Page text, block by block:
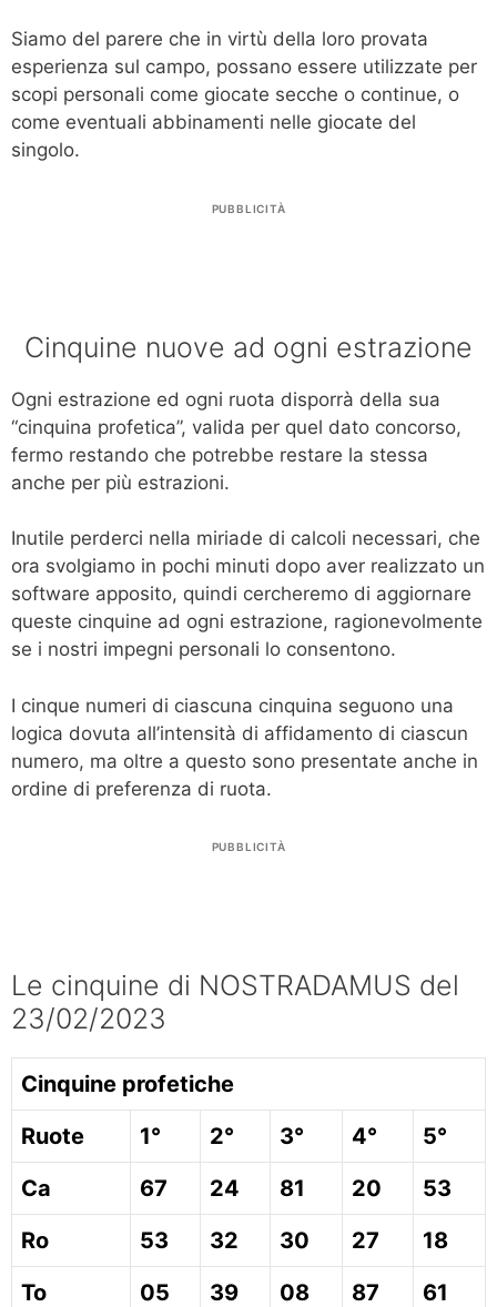
Siamo del parere che in virtù della loro provata
esperienza sul campo, possano essere utilizzate per
scopi personali come giocate secche o continue, o
come eventuali abbinamenti nelle giocate del
singolo.
PUBBLICITÀ
Cinquine nuove ad ogni estrazione
Ogni estrazione ed ogni ruota disporrà della sua
“cinquina profetica”, valida per quel dato concorso,
fermo restando che potrebbe restare la stessa
anche per più estrazioni.
Inutile perderci nella miriade di calcoli necessari, che
ora svolgiamo in pochi minuti dopo aver realizzato un
software apposito, quindi cercheremo di aggiornare
queste cinquine ad ogni estrazione, ragionevolmente
se i nostri impegni personali lo consentono.
I cinque numeri di ciascuna cinquina seguono una
logica dovuta all’intensità di affidamento di ciascun
numero, ma oltre a questo sono presentate anche in
ordine di preferenza di ruota.
PUBBLICITÀ
Le cinquine di NOSTRADAMUS del
23/02/2023
Cinquine profetiche
Ruote
1° 2° 3° 4°
5°
Ca
67 24 81 20
53
Ro
53 32 30 27
18
To
05 39 08 87
61